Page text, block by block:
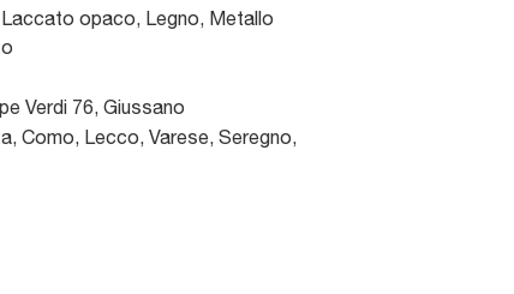
opaco, Legno, Metallo
Verdi 76, Giussano
Como, Lecco, Varese, Seregno,